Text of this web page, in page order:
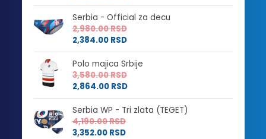
Serbia - Official za decu
2,980.00RSD
2,384.00 RSD
Polo majica Srbije
3,580.00RSD
2,864.00 RSD
Serbia WP - Tri zlata (TEGET)
4,190.00RSD
3,352.00 RSD